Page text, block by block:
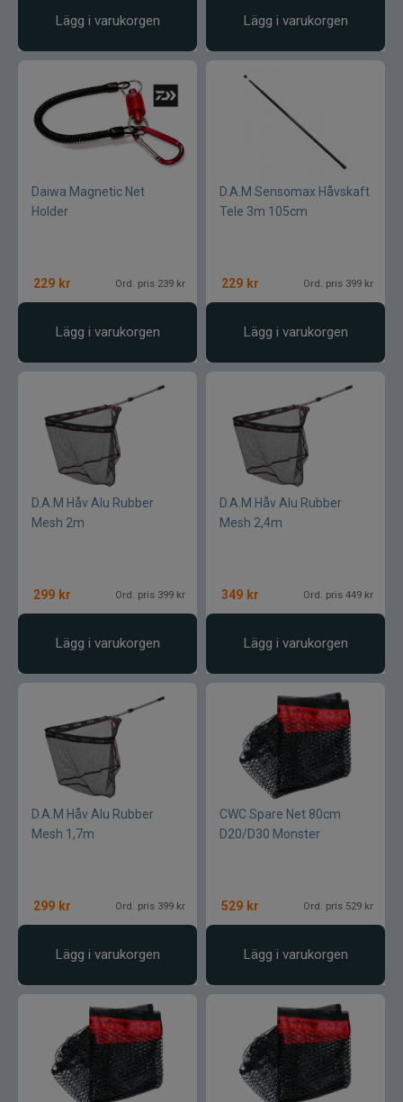
Lägg i varukorgen Lägg i varukorgen
Daiwa Magnetic Net
Holder
229 kr Ord. pris 239 kr
Lägg i varukorgen
D.A.M Sensomax Håvskaft
Tele 3m 105cm
229 kr Ord. pris 399 kr
Lägg i varukorgen
D.A.M Håv Alu Rubber
Mesh 2m
299 kr Ord. pris 399 kr
Lägg i varukorgen
D.A.M Håv Alu Rubber
Mesh 2,4m
349 kr Ord. pris 449 kr
Lägg i varukorgen
D.A.M Håv Alu Rubber
Mesh 1,7m
299 kr Ord. pris 399 kr
Lägg i varukorgen
CWC Spare Net 80cm
D20/D30 Monster
529 kr Ord. pris 529 kr
Lägg i varukorgen